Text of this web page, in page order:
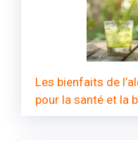
Les bienfaits de
pour la santé et la